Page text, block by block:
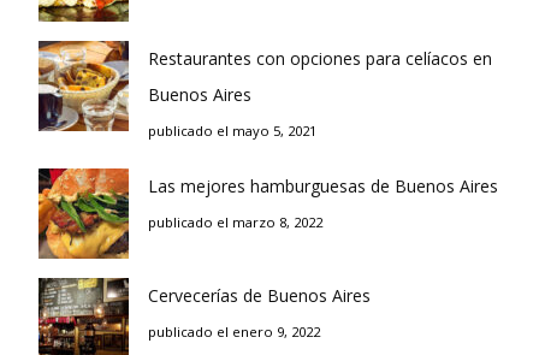
Restaurantes con opciones para celíacos en
Buenos Aires
publicado el mayo 5, 2021
Las mejores hamburguesas de Buenos Aires
publicado el marzo 8, 2022
Cervecerías de Buenos Aires
publicado el enero 9, 2022